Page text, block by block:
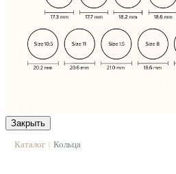
Закрыть
Каталог | Кольца